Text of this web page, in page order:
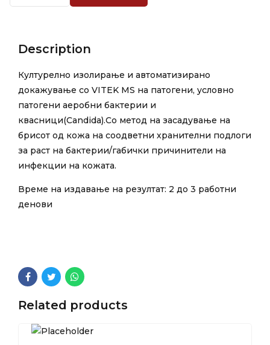
Description
Културелно изолирање и автоматизирано
докажување со VITEK MS на патогени, условно
патогени аеробни бактерии и
квасници(Candida).Со метод на засадување на
брисот од кожа на соодветни хранителни подлоги
за раст на бактерии/габички причинители на
инфекции на кожата.
Време на издавање на резултат: 2 до 3 работни
денови
Related products